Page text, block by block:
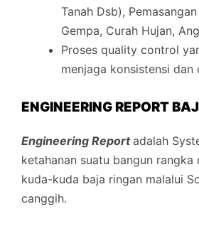
Tanah Dsb),
Gempa, Curah Hujan,
Proses quality control
menjaga konsistensi dan
ENGINEERING REPORT
Engineering Reportadalah
ketahanan suatu bangun rangka
kuda-kuda baja ringan malalui
canggih.